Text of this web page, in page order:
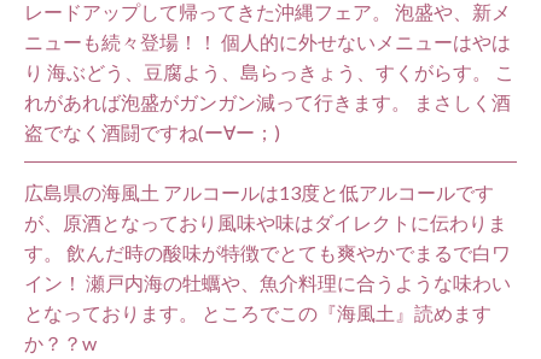
レードアップして帰ってきた沖縄フェア。 泡盛や、新メ
ニューも続々登場！！ 個人的に外せないメニューはやは
り 海ぶどう、豆腐よう、島らっきょう、すくがらす。 こ
れがあれば泡盛がガンガン減って行きます。 まさしく酒
盗でなく酒闘ですね(ー∀ー；)
広島県の海風土 アルコールは13度と低アルコールです
が、原酒となっており風味や味はダイレクトに伝わりま
す。 飲んだ時の酸味が特徴でとても爽やかでまるで白ワ
イン！ 瀬戸内海の牡蠣や、魚介料理に合うような味わい
となっております。 ところでこの『海風土』読めます
か？？w